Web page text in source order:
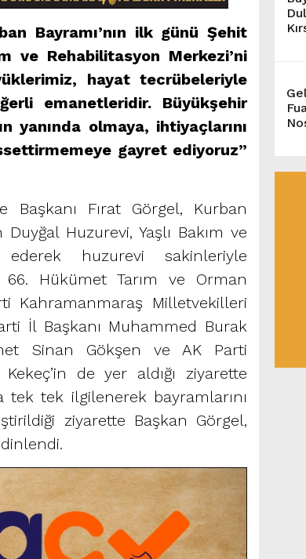
Bayramı’nın ilk günü Şehit
ve Rehabilitasyon Merkezi’ni
hayat tecrübeleriyle
emanetleridir. Büyükşehir
yanında olmaya, ihtiyaçlarını
gayret ediyoruz”
Başkanı Fırat Görgel, Kurban
Huzurevi, Yaşlı Bakım ve
ederek huzurevi sakinleriyle
Hükümet Tarım ve Orman
Kahramanmaraş Milletvekilleri
İl Başkanı Muhammed Burak
Sinan Gökşen ve AK Parti
de yer aldığı ziyarette
tek tek ilgilenerek bayramlarını
ziyarette Başkan Görgel,